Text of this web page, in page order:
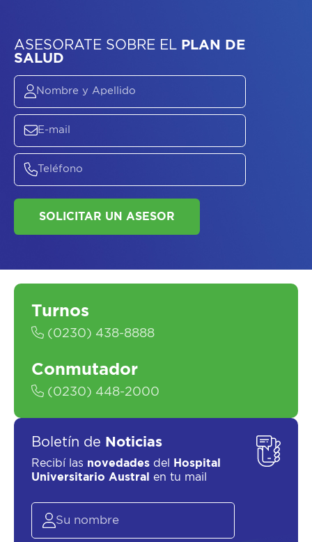
ASESORATE SOBRE PLAN DE
SOLICITAR UN ASESOR
Turnos
(0230) 438-8888
Conmutador
(0230) 448-2000
Boletín de Noticias
Recibí las novedades del
Hospital
Universitario Austral
en tu mail